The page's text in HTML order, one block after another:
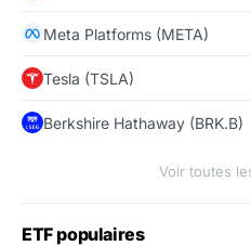
Meta Platforms (META)
Tesla (TSLA)
Berkshire Hathaway (BRK.B)
Voir toutes
ETF populaires